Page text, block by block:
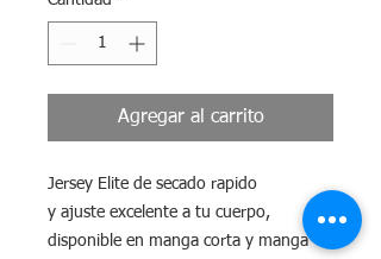
Agregar al carrito
Jersey Elite de secado rapido
y ajuste excelente a tu cuerpo,
disponible en manga corta y manga